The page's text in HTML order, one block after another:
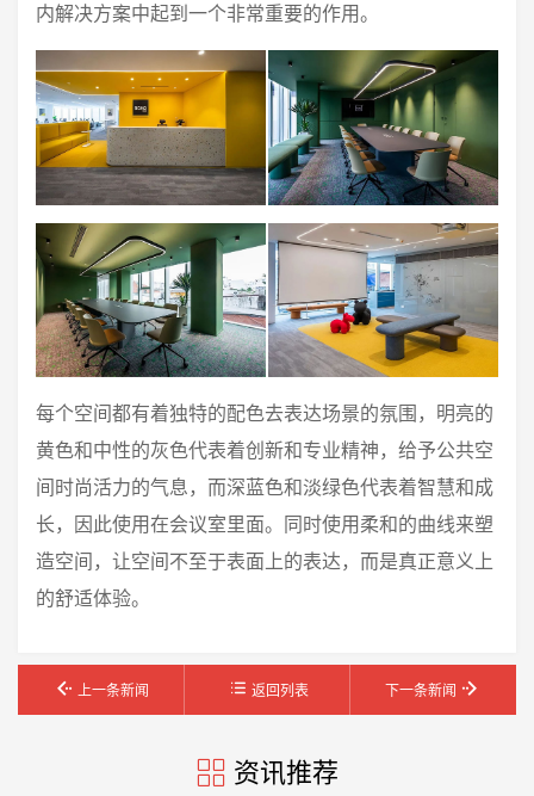
内解决方案中起到一个非常重要的作用。
每个空间都有着独特的配色去表达场景的氛围，明亮的
黄色和中性的灰色代表着创新和专业精神，给予公共空
间时尚活力的气息，而深蓝色和淡绿色代表着智慧和成
长，因此使用在会议室里面。同时使用柔和的曲线来塑
造空间，让空间不至于表面上的表达，而是真正意义上
的舒适体验。
上一条新闻 返回列表 下一条新闻
资讯推荐